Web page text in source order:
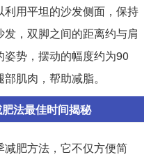
用平坦的沙发侧面，保持
，双脚之间的距离约与肩
势，摆动的幅度约为90
肌肉，帮助减脂。
法最佳时间揭秘
肥方法，它不仅方便简